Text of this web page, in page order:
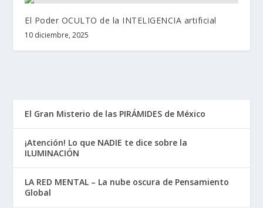
El Poder OCULTO de la INTELIGENCIA artificial
10 diciembre, 2025
El Gran Misterio de las PIRÁMIDES de México
¡Atención! Lo que NADIE te dice sobre la
ILUMINACIÓN
LA RED MENTAL – La nube oscura de Pensamiento
Global